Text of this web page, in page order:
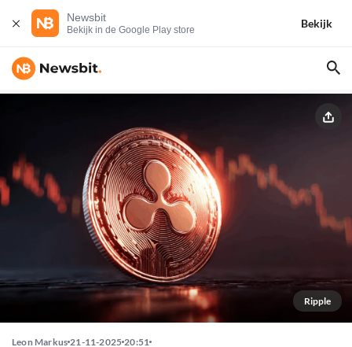
Newsbit
Bekijk in de Google Play store
Bekijk
Ripple
Leon Markus 21-11-2025 20:51